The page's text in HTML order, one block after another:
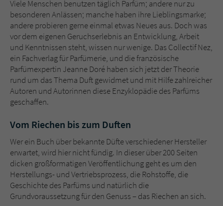
Viele Menschen benutzen täglich Parfüm; andere nur zu
besonderen Anlässen; manche haben ihre Lieblingsmarke;
andere probieren gerne einmal etwas Neues aus. Doch was
vor dem eigenen Geruchserlebnis an Entwicklung, Arbeit
und Kenntnissen steht, wissen nur wenige. Das Collectif Nez,
ein Fachverlag für Parfümerie, und die französische
Parfümexpertin Jeanne Doré haben sich jetzt der Theorie
rund um das Thema Duft gewidmet und mit Hilfe zahlreicher
Autoren und Autorinnen diese Enzyklopädie des Parfüms
geschaffen.
Vom Riechen bis zum Duften
Wer ein Buch über bekannte Düfte verschiedener Hersteller
erwartet, wird hier nicht fündig. In dieser über 200 Seiten
dicken großformatigen Veröffentlichung geht es um den
Herstellungs- und Vertriebsprozess, die Rohstoffe, die
Geschichte des Parfüms und natürlich die
Grundvoraussetzung für den Genuss – das Riechen an sich.
Zweck
Dieses Cookie gewährleistet die
Kommunikation der Webseite mit dem
Benutzer. Es wird benötigt um z. B. den
Sicherheitscode des Kontaktformulars zu
überprüfen.